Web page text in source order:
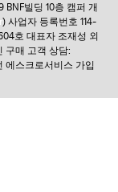
빌딩 10층 캠퍼 개
) 사업자 등록번호 114-
호 대표자 조재성 외
구매 고객 상담:
스크로서비스 가입